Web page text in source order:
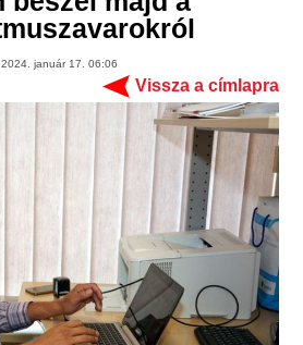
2024. január 17. 06:06
Vissza a címlapra